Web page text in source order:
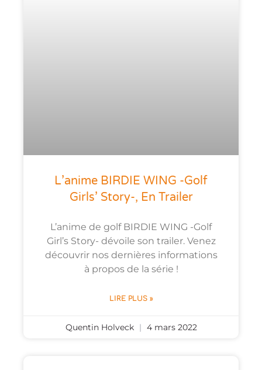
L’anime BIRDIE WING -Golf
Girls’ Story-, En Trailer
L’anime de golf BIRDIE WING -Golf
Girl’s Story- dévoile son trailer. Venez
découvrir nos dernières informations
à propos de la série !
LIRE PLUS »
Quentin Holveck 4 mars 2022